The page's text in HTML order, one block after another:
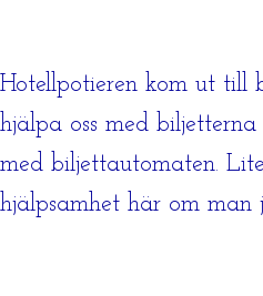
Hotellpotieren kom ut till
hjälpa oss med
med biljettautomaten.
hjälpsamhet här om man